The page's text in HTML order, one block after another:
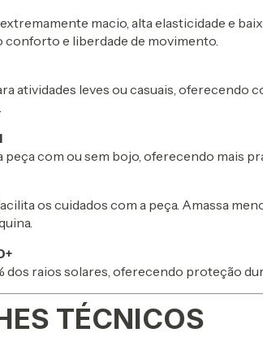
macio, alta elasticidade e
e liberdade de movimento.
atividades leves ou casuais, oferecendo
peça com ou sem bojo, oferecendo mais
os cuidados com a peça. Amassa
dos raios solares, oferecendo proteção
TÉCNICOS